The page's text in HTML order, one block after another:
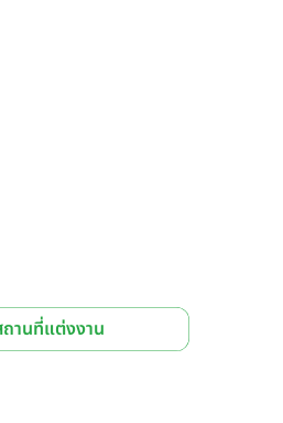
านที่แต่งงาน